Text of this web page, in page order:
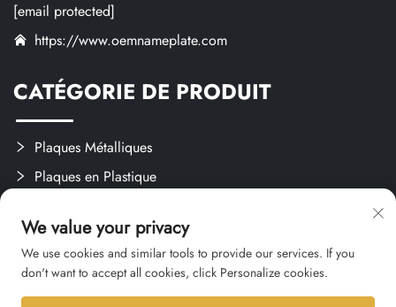
[email protected]
https://www.oemnameplate.com
CATÉGORIE DE PRODUIT
Plaques Métalliques
Plaques en Plastique
Créations Sur Mesure
We value your privacy
We use cookies and similar tools to provide our services. If you
don't want to accept all cookies, click Personalize cookies.